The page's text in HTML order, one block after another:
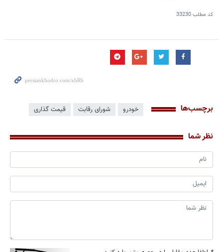
کد مطلب33230
برچسب‌ها خودرو شورای رقابت قیمت گذاری
نظر شما